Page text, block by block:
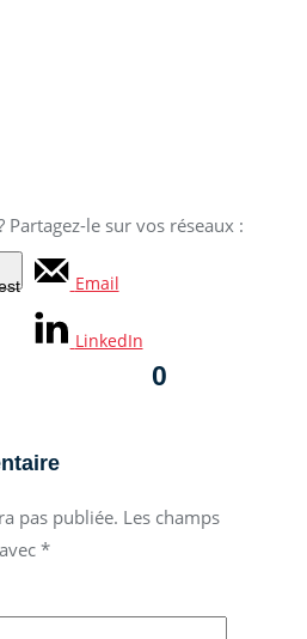
Partagez-le sur vos réseaux :
Email
LinkedIn
0
pas publiée. Les champs
*